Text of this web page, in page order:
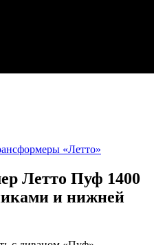
«Летто»
Летто Пуф 1400
и нижней